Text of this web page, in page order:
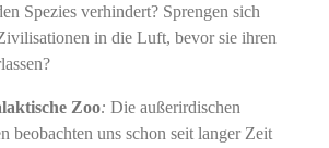
Spezies verhindert? Sprengen sich
in die Luft, bevor sie ihren
Zoo: Die außerirdischen
beobachten uns schon seit langer Zeit